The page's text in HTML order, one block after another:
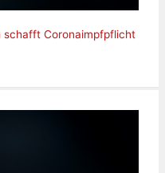
schafft Coronaimpfpflicht